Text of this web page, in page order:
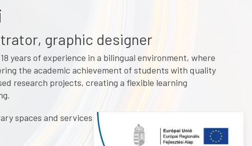
graphic designer
years of experience in a bilingual environment, where
the academic achievement of students with quality
research projects, creating a flexible learning
spaces and services by implementing Design